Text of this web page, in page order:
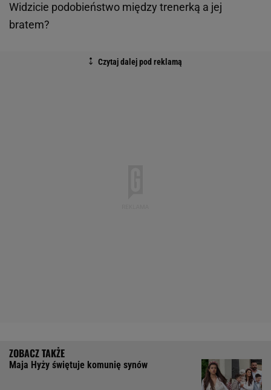
Widzicie podobieństwo między trenerką a jej
bratem?
Maja Hyży świętuje komunię synów